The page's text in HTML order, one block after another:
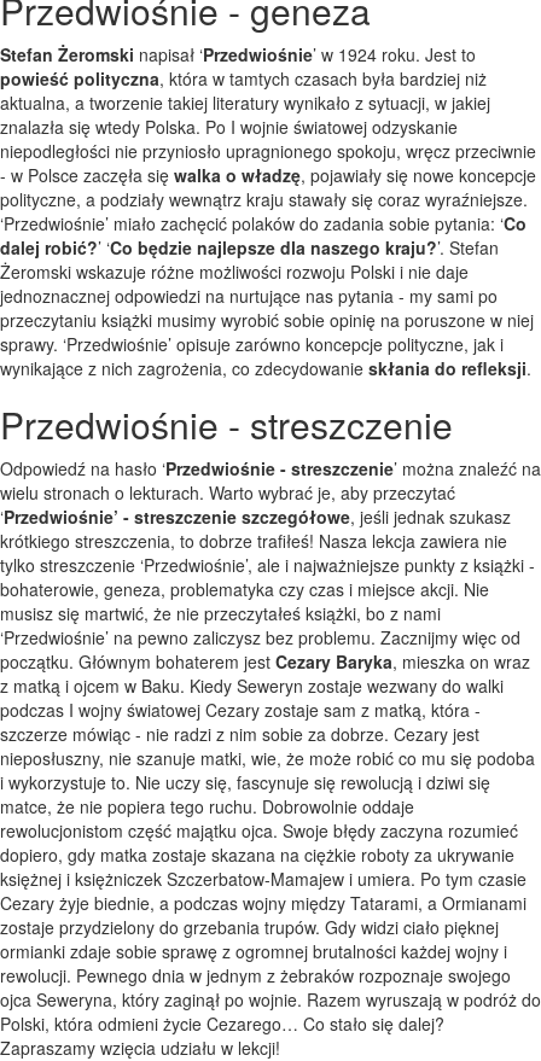
Stefan Żeromski napisał ‘Przedwiośnie’ w 1924 roku. Jest to
powieść polityczna, która w tamtych czasach była bardziej niż
aktualna, a tworzenie takiej literatury wynikało z sytuacji, w jakiej
znalazła się wtedy Polska. Po I wojnie światowej odzyskanie
niepodległości nie przyniosło upragnionego spokoju, wręcz przeciwnie
- w Polsce zaczęła się walka o władzę, pojawiały się nowe koncepcje
polityczne, a podziały wewnątrz kraju stawały się coraz wyraźniejsze.
‘Przedwiośnie’ miało zachęcić polaków do zadania sobie pytania: ‘Co
dalej robić?’ ‘Co będzie najlepsze dla naszego kraju?’. Stefan
Żeromski wskazuje różne możliwości rozwoju Polski i nie daje
jednoznacznej odpowiedzi na nurtujące nas pytania - my sami po
przeczytaniu książki musimy wyrobić sobie opinię na poruszone w niej
sprawy. ‘Przedwiośnie’ opisuje zarówno koncepcje polityczne, jak i
wynikające z nich zagrożenia, co zdecydowanie skłania do refleksji.
Przedwiośnie - streszczenie
Odpowiedź na hasło ‘Przedwiośnie - streszczenie’ można znaleźć na
wielu stronach o lekturach. Warto wybrać je, aby przeczytać
‘Przedwiośnie’ - streszczenie szczegółowe, jeśli jednak szukasz
krótkiego streszczenia, to dobrze trafiłeś! Nasza lekcja zawiera nie
tylko streszczenie ‘Przedwiośnie’, ale i najważniejsze punkty z książki -
bohaterowie, geneza, problematyka czy czas i miejsce akcji. Nie
musisz się martwić, że nie przeczytałeś książki, bo z nami
‘Przedwiośnie’ na pewno zaliczysz bez problemu. Zacznijmy więc od
początku. Głównym bohaterem jest Cezary Baryka, mieszka on wraz
z matką i ojcem w Baku. Kiedy Seweryn zostaje wezwany do walki
podczas I wojny światowej Cezary zostaje sam z matką, która -
szczerze mówiąc - nie radzi z nim sobie za dobrze. Cezary jest
nieposłuszny, nie szanuje matki, wie, że może robić co mu się podoba
i wykorzystuje to. Nie uczy się, fascynuje się rewolucją i dziwi się
matce, że nie popiera tego ruchu. Dobrowolnie oddaje
rewolucjonistom część majątku ojca. Swoje błędy zaczyna rozumieć
dopiero, gdy matka zostaje skazana na ciężkie roboty za ukrywanie
księżnej i księżniczek Szczerbatow-Mamajew i umiera. Po tym czasie
Cezary żyje biednie, a podczas wojny między Tatarami, a Ormianami
zostaje przydzielony do grzebania trupów. Gdy widzi ciało pięknej
ormianki zdaje sobie sprawę z ogromnej brutalności każdej wojny i
rewolucji. Pewnego dnia w jednym z żebraków rozpoznaje swojego
ojca Seweryna, który zaginął po wojnie. Razem wyruszają w podróż do
Polski, która odmieni życie Cezarego… Co stało się dalej?
Zapraszamy wzięcia udziału w lekcji!